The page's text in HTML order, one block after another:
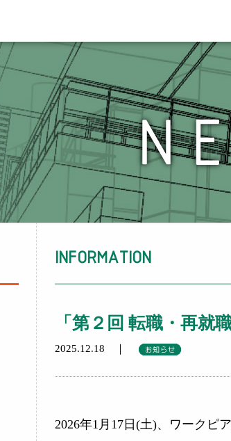
INFORMATION
「第２回 転職・再就
2025.12.18 ｜
2026年1月17日(土)、ワークピ